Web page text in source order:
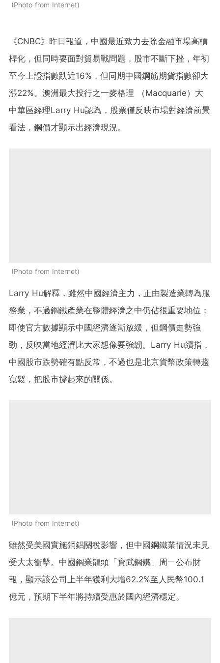
Photo from Internet
《CNBC》昨日報道，中國最近致力去除金融市場高槓
桿化，但同時要面對貿易戰問題，股市不斷下挫，年初
至今上證指數跌近16%，但同期中國鋼筋期貨指數卻大
漲22%。澳洲最大投行之一麥格理 （Macquarie）大
中華區經理Larry Hu認為，股票僅反映市場對經濟前景
看法，鋼價才顯示出經濟現況。
Photo from Internet
Larry Hu解釋，雖然中國經濟主力，正由製造業轉為服
務業，不過鋼鐵產業在整體經濟之中仍佔很重要地位；
即使官方數據顯示中國經濟逐漸放緩，但鋼價走勢強
勁，反映當地經濟比大家想像要強韌。Larry Hu續指，
中國股市跌勢確有點反常，不過也是北京貨幣政策轉趨
寬鬆，把股市撐起來的關係。
Photo from Internet
雖然受美國實施鋼鋁關稅影響，但中國鋼鐵業情況未見
受大太衝擊。中國鋼業龍頭「寶武鋼鐵」周一公布財
報，顯示該公司上半年獲利大增62.2%至人民幣100.1
億元，預期下半年將持續受惠於國內經濟穩定。